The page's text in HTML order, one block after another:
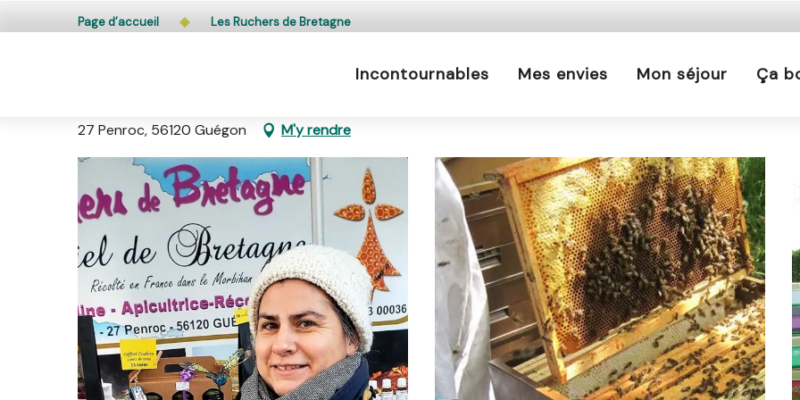
au
L’accès du public aux bois, massifs forestiers et landes est interdit chaque jour de 21h à 5h en Ille-et-Vilaine
Incontournables Mes envies Mon séjour Ça
Page d’accueil Les Ruchers de Bretagne
27 Penroc, 56120 Guégon M'y rendre